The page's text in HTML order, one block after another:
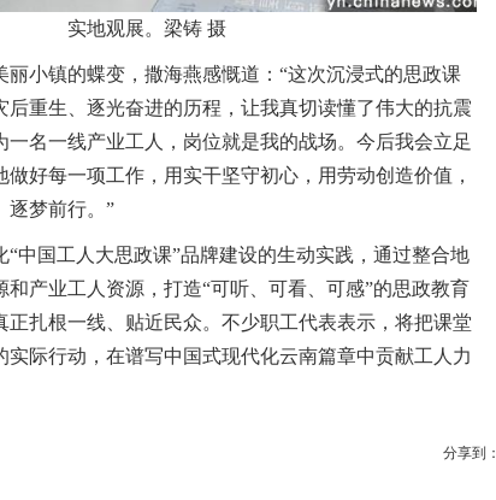
实地观展。梁铸 摄
小镇的蝶变，撒海燕感慨道：“这次沉浸式的思政课
后重生、逐光奋进的历程，让我真切读懂了伟大的抗震
一名一线产业工人，岗位就是我的战场。今后我会立足
好每一项工作，用实干坚守初心，用劳动创造价值，
逐梦前行。”
国工人大思政课”品牌建设的生动实践，通过整合地
产业工人资源，打造“可听、可看、可感”的思政教育
正扎根一线、贴近民众。不少职工代表表示，将把课堂
实际行动，在谱写中国式现代化云南篇章中贡献工人力
分享到：